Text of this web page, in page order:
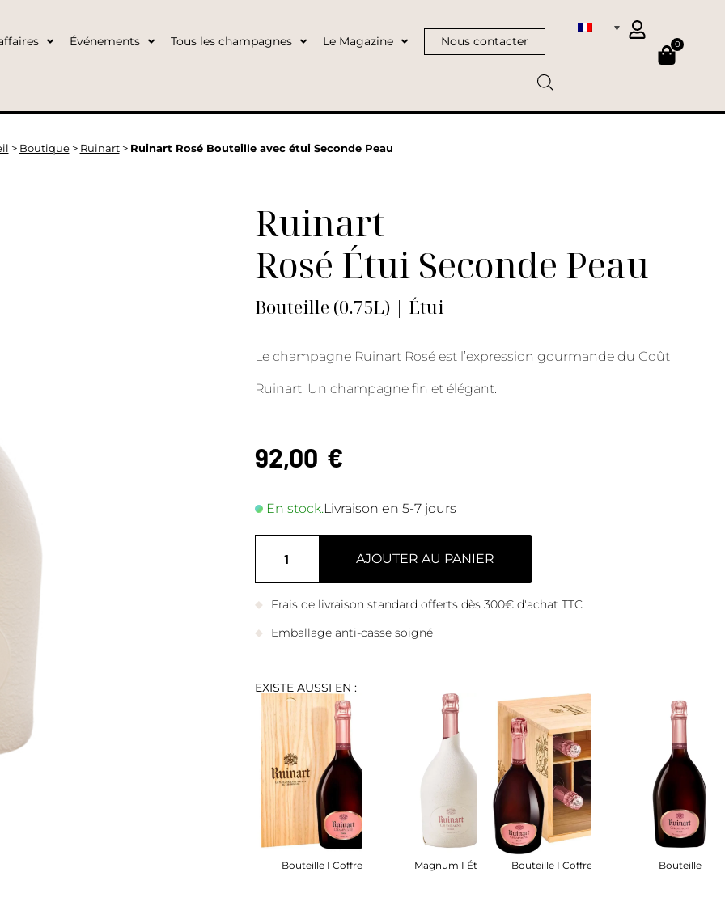
Événements Tous les champagnes Le Magazine Nous contacter 0
> Boutique> Ruinart> Ruinart Rosé Bouteille avec étui Seconde Peau
Ruinart
Rosé Étui Seconde Peau
Bouteille (0.75L) | Étui
Le champagne Ruinart Rosé est l’expression gourmande du Goût
Ruinart. Un champagne fin et élégant.
92,00 €
En stock.Livraison en 5-7 jours
AJOUTER AU PANIER
Frais de livraison standard offerts dès 300€ d'achat TTC
Emballage anti-casse soigné
EXISTE AUSSI EN :
Bouteille I Coffret Bois Magnum I Étui Bouteille I Coffret Bois Bouteille